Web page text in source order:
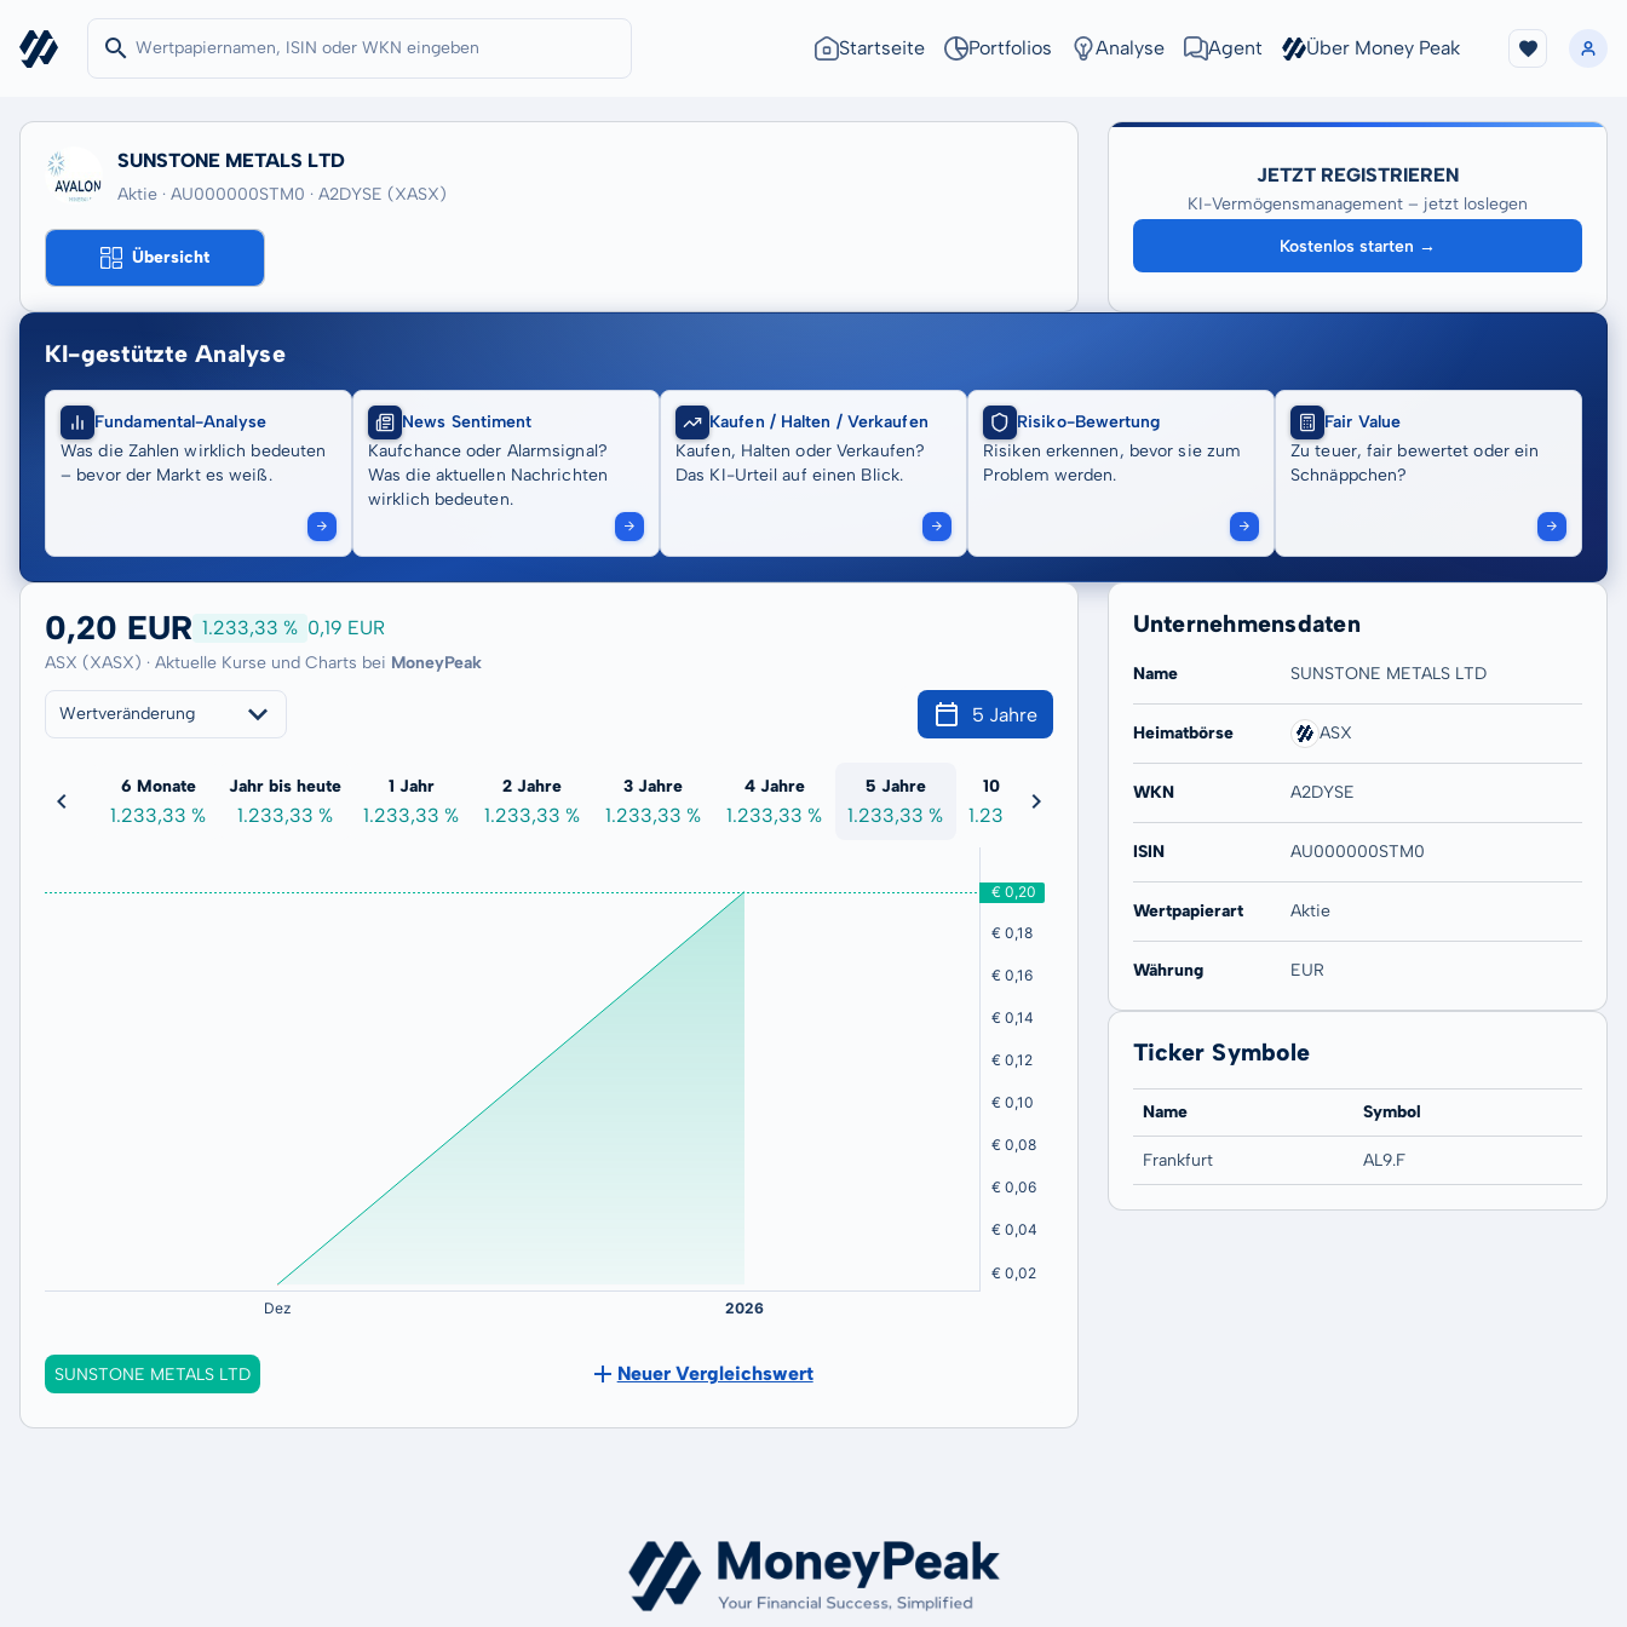
Startseite Portfolios Analyse Agent Über Money Peak
SUNSTONE METALS LTD
Aktie · AU000000STM0 · A2DYSE (XASX)
Übersicht
JETZT REGISTRIEREN
KI-Vermögensmanagement – jetzt loslegen
Kostenlos starten →
KI-gestützte Analyse
Fundamental-Analyse
Was die Zahlen wirklich bedeuten
– bevor der Markt es weiß.
News Sentiment
Kaufchance oder Alarmsignal?
Was die aktuellen Nachrichten
wirklich bedeuten.
Kaufen / Halten / Verkaufen
Kaufen, Halten oder Verkaufen?
Das KI-Urteil auf einen Blick.
Risiko-Bewertung
Risiken erkennen, bevor sie zum
Problem werden.
Fair Value
Zu teuer, fair bewertet oder ein
Schnäppchen?
0,20 EUR 1.233,33 % 0,19 EUR
ASX (XASX) · Aktuelle Kurse und Charts bei MoneyPeak
Wertveränderung 5 Jahre
0,00 %
6 Monate
1.233,33 %
Jahr bis heute
1.233,33 %
1 Jahr
1.233,33 %
2 Jahre
1.233,33 %
3 Jahre
1.233,33 %
4 Jahre
1.233,33 %
5 Jahre
1.233,33 %
10 Jahre
1.233,33 %
20 Jahre
SUNSTONE METALS LTD Neuer Vergleichswert
Unternehmensdaten
Name SUNSTONE METALS LTD
Heimatbörse ASX
WKN A2DYSE
ISIN AU000000STM0
Wertpapierart Aktie
Währung EUR
Ticker Symbole
Name Symbol
Frankfurt AL9.F